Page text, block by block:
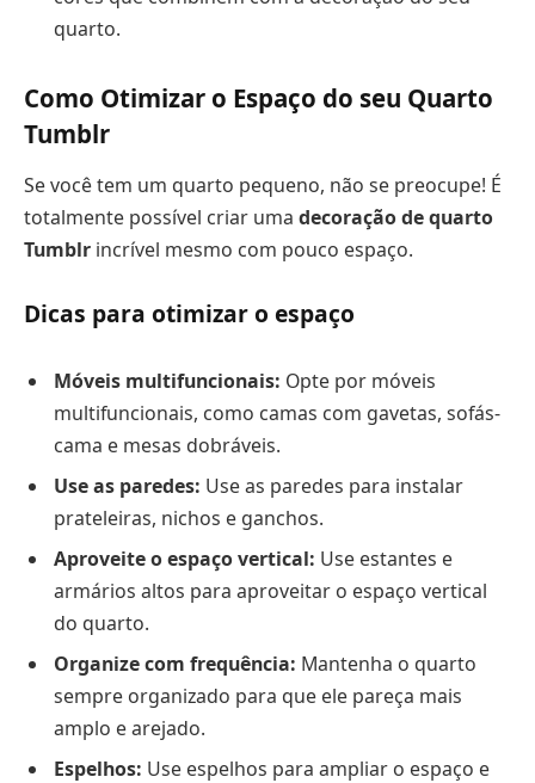
quarto.
Como Otimizar o Espaço do seu Quarto
Tumblr
Se você tem um quarto pequeno, não se preocupe! É
totalmente possível criar uma decoração de quarto
Tumblr incrível mesmo com pouco espaço.
Dicas para otimizar o espaço
Móveis multifuncionais: Opte por móveis
multifuncionais, como camas com gavetas, sofás-
cama e mesas dobráveis.
Use as paredes: Use as paredes para instalar
prateleiras, nichos e ganchos.
Aproveite o espaço vertical: Use estantes e
armários altos para aproveitar o espaço vertical
do quarto.
Organize com frequência: Mantenha o quarto
sempre organizado para que ele pareça mais
amplo e arejado.
Espelhos: Use espelhos para ampliar o espaço e